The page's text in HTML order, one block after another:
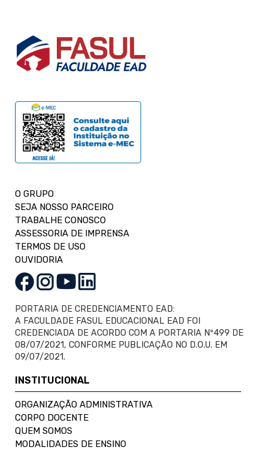
O GRUPO
SEJA NOSSO PARCEIRO
TRABALHE CONOSCO
ASSESSORIA DE IMPRENSA
TERMOS DE USO
OUVIDORIA
PORTARIA DE CREDENCIAMENTO EAD:
A FACULDADE FASUL EDUCACIONAL EAD FOI
CREDENCIADA DE ACORDO COM A PORTARIA Nº499 DE
08/07/2021, CONFORME PUBLICAÇÃO NO D.O.U. EM
09/07/2021.
INSTITUCIONAL
ORGANIZAÇÃO ADMINISTRATIVA
CORPO DOCENTE
QUEM SOMOS
MODALIDADES DE ENSINO